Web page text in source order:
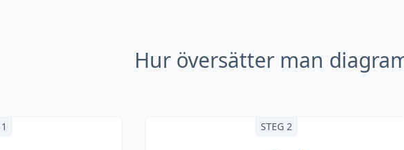
Hur översätter man
STEG 2